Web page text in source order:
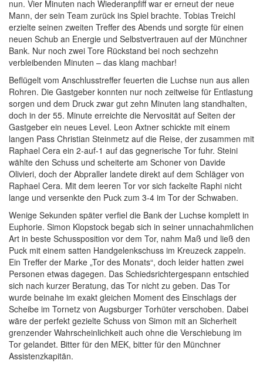
nun. Vier Minuten nach Wiederanpfiff war er erneut der neue
Mann, der sein Team zurück ins Spiel brachte. Tobias Treichl
erzielte seinen zweiten Treffer des Abends und sorgte für einen
neuen Schub an Energie und Selbstvertrauen auf der Münchner
Bank. Nur noch zwei Tore Rückstand bei noch sechzehn
verbleibenden Minuten – das klang machbar!
Beflügelt vom Anschlusstreffer feuerten die Luchse nun aus allen
Rohren. Die Gastgeber konnten nur noch zeitweise für Entlastung
sorgen und dem Druck zwar gut zehn Minuten lang standhalten,
doch in der 55. Minute erreichte die Nervosität auf Seiten der
Gastgeber ein neues Level. Leon Axtner schickte mit einem
langen Pass Christian Steinmetz auf die Reise, der zusammen mit
Raphael Cera ein 2-auf-1 auf das gegnerische Tor fuhr. Steini
wählte den Schuss und scheiterte am Schoner von Davide
Olivieri, doch der Abpraller landete direkt auf dem Schläger von
Raphael Cera. Mit dem leeren Tor vor sich fackelte Raphi nicht
lange und versenkte den Puck zum 3-4 im Tor der Schwaben.
Wenige Sekunden später verfiel die Bank der Luchse komplett in
Euphorie. Simon Klopstock begab sich in seiner unnachahmlichen
Art in beste Schussposition vor dem Tor, nahm Maß und ließ den
Puck mit einem satten Handgelenkschuss im Kreuzeck zappeln.
Ein Treffer der Marke „Tor des Monats“, doch leider hatten zwei
Personen etwas dagegen. Das Schiedsrichtergespann entschied
sich nach kurzer Beratung, das Tor nicht zu geben. Das Tor
wurde beinahe im exakt gleichen Moment des Einschlags der
Scheibe im Tornetz von Augsburger Torhüter verschoben. Dabei
wäre der perfekt gezielte Schuss von Simon mit an Sicherheit
grenzender Wahrscheinlichkeit auch ohne die Verschiebung im
Tor gelandet. Bitter für den MEK, bitter für den Münchner
Assistenzkapitän.